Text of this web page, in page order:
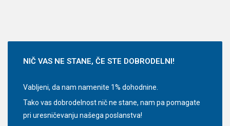
NIČ VAS NE STANE, ČE STE DOBRODELNI!
Vabljeni, da nam namenite 1% dohodnine.
Tako vas dobrodelnost nič ne stane, nam pa pomagate
pri uresničevanju našega poslanstva!